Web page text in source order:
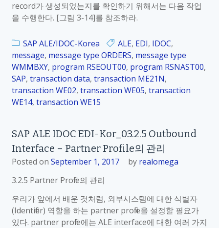
record가 생성되었는지를 확인하기 위해서는 다음 작업
을 수행한다. [그림 3-14]를 참조하라.
SAP ALE/IDOC-Korea ALE, EDI, IDOC,
message, message type ORDERS, message type
WMMBXY, program RSEOUT00, program RSNAST00,
SAP, transaction data, transaction ME21N,
transaction WE02, transaction WE05, transaction
WE14, transaction WE15
SAP ALE IDOC EDI-Kor_03.2.5 Outbound
Interface – Partner Profile의 관리
Posted on September 1, 2017 by realomega
3.2.5 Partner Profile의 관리
우리가 앞에서 배운 것처럼, 외부시스템에 대한 식별자
(Identifier) 역할을 하는 partner profile을 설정할 필요가
있다. partner profile에는 ALE interface에 대한 여러 가지